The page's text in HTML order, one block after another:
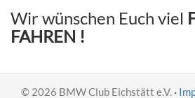
Wir wünschen Euch viel
FAHREN !
© 2026 BMW Club Eichstätt e.V. ·